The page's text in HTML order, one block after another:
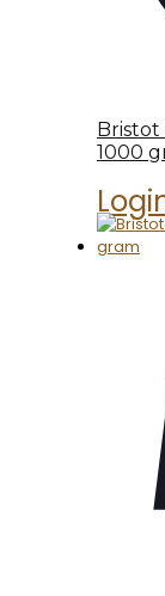
1000